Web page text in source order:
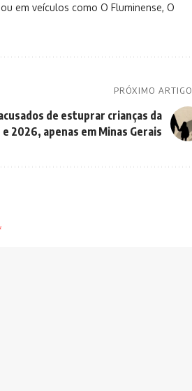
em veículos como O Fluminense, O
PRÓXIMO ARTIGO
de estuprar crianças da
2026, apenas em Minas Gerais